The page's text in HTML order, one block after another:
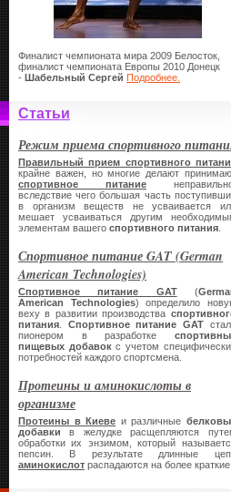
Финалист чемпионата мира 2009 Белосток,
финалист чемпионата Европы 2010 Донецк
- Шабельный Сергей Подробнее.
Статьи
Режим приема спортивного
Правильный прием спортивного
крайне важен, но многие делают
спортивное питание
вследствие чего большая часть
в организм веществ не усваивается
мешает усваиваться другим
элементам вашего спортивного питания
Спортивное питание GAT (German
American Technologies)
Спортивное питание GAT(
American Technologies) определило
веху в развитии производства
питания
Спортивное питание GAT
пионером в разработке
пищевых добавокс учетом
потребностей каждого спортсмена.
Протеины и аминокислоты в
организме
Протеины в Киеве и различные
добавки в желудке расщепляются
обработки их энзимом, который
пепсин. В результате длинные
аминокислот распадаются на более краткие.